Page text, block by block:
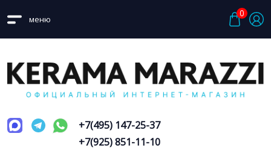
меню
0
+7(495) 147-25-37
+7(925) 851-11-10